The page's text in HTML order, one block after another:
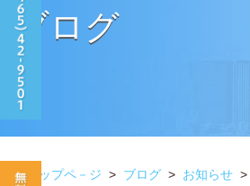
ブログ
トップペ－ジ > ブログ > お知らせ >